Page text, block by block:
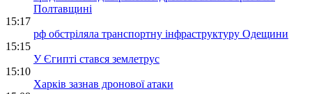
Полтавщині
15:17
рф обстріляла транспортну інфраструктуру Одещини
15:15
У Єгипті стався землетрус
15:10
Харків зазнав дронової атаки